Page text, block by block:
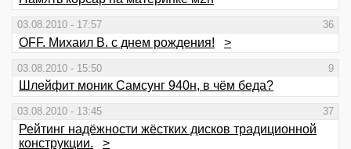
03.08.2010 - 17:57 36
OFF. Михаил В. с днем рождения! >
03.08.2010 - 15:50 9
Шлейфит моник Самсунг 940н, в чём беда?
03.08.2010 - 13:45 37
Рейтинг надёжности жёстких дисков традиционной
конструкции.
>